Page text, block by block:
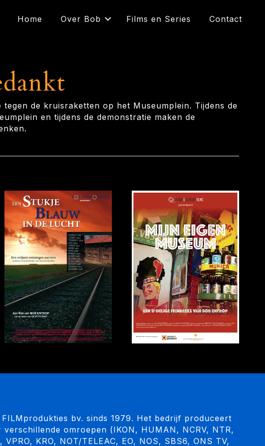
Home Over Bob Films en Series Contact
de kruisraketten op het Museumplein. Tijdens de
en tijdens de demonstratie maken de
FILMprodukties bv. sinds 1979. Het bedrijf produceert
verschillende omroepen (IKON, HUMAN, NCRV, NTR,
VPRO, KRO, NOT/TELEAC, EO, NOS, SBS6, ONS TV,